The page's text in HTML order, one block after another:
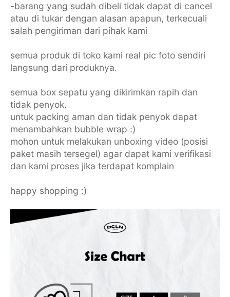
-barang yang sudah dibeli tidak dapat di cancel
atau di tukar dengan alasan apapun, terkecuali
salah pengiriman dari pihak kami
semua produk di toko kami real pic foto sendiri
langsung dari produknya.
semua box sepatu yang dikirimkan rapih dan
tidak penyok.
untuk packing aman dan tidak penyok dapat
menambahkan bubble wrap :)
mohon untuk melakukan unboxing video (posisi
paket masih tersegel) agar dapat kami verifikasi
dan kami proses jika terdapat komplain
happy shopping :)